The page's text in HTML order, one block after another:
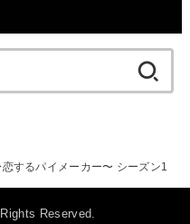
するパイメーカー〜 シーズン1
Reserved.